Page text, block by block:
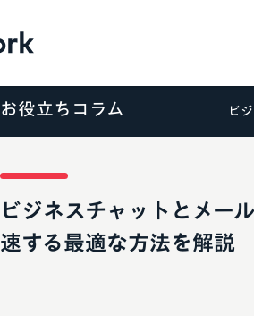
お役立ちコラム ビ
ビジネスチャットとメー
速する最適な方法を解説